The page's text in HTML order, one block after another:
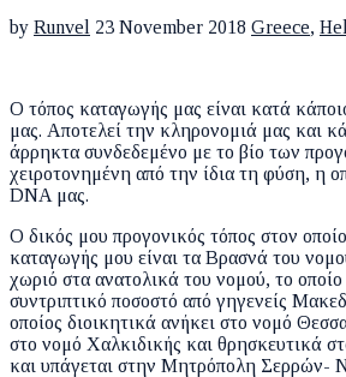
by Runvel 23 November 2018 Greece,
Ο τόπος καταγωγής μας είναι κατά
μας. Αποτελεί την κληρονομιά μας και
άρρηκτα συνδεδεμένο με το βίο των
χειροτονημένη από την ίδια τη φύση, η
DNA μας.
Ο δικός μου προγονικός τόπος στον
καταγωγής μου είναι τα Βρασνά του
χωριό στα ανατολικά του νομού, το οποίο
συντριπτικό ποσοστό από γηγενείς
οποίος διοικητικά ανήκει στο νομό
στο νομό Χαλκιδικής και θρησκευτικά
και υπάγεται στην Μητρόπολη Σερρών-